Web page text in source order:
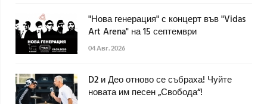
"Нова генерация" с концерт във "Vidas
Art Arena" на 15 септември
04 Авг. 2026
D2 и Део отново се събраха! Чуйте
новата им песен „Свобода“!